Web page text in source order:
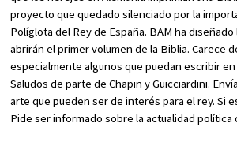
proyecto que quedado silenciado por la
Políglota del Rey de España. BAM ha
abrirán el primer volumen de la Biblia. Carece
especialmente algunos que puedan escribir
Saludos de parte de Chapin y Guicciardini.
arte que pueden ser de interés para el rey. Si
Pide ser informado sobre la actualidad política